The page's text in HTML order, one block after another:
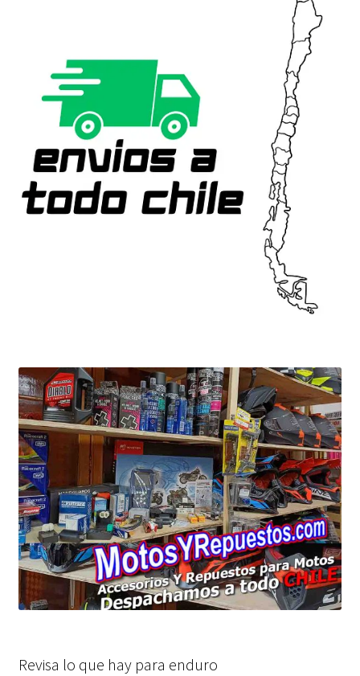
Revisa lo que hay para enduro